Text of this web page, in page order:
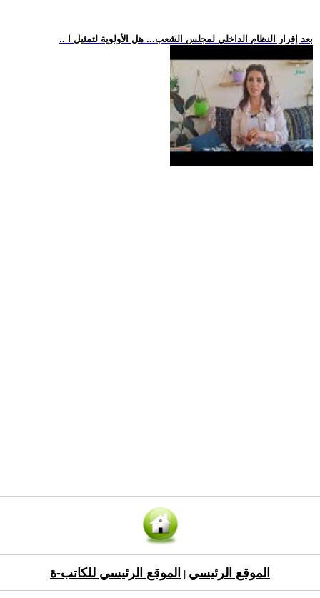
.. بعد إقرار النظام الداخلي لمجلس الشعب... هل الأولوية لتمثيل ا
الموقع الرئيسي الموقع الرئيسي للكاتب-ة